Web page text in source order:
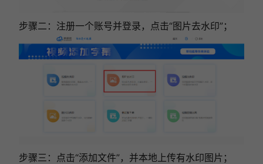
步骤二：注册一个账号并登录，点击“图片去水印”；
步骤三：点击“添加文件”，并本地上传有水印图片；